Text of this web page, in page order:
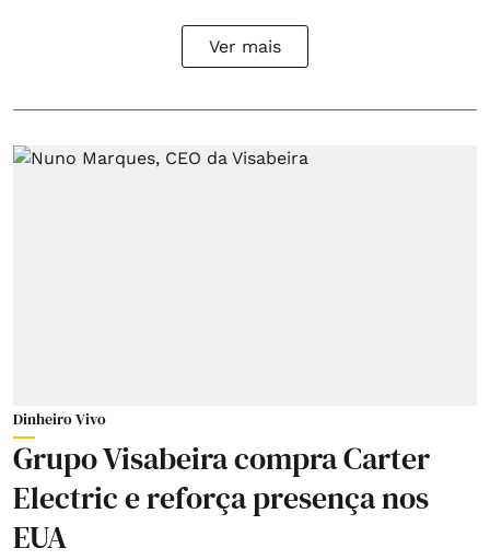
Ver mais
Dinheiro Vivo
Grupo Visabeira compra Carter
Electric e reforça presença nos
EUA